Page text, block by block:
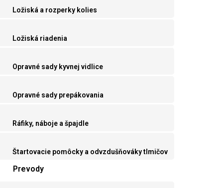
Ložiská a rozperky kolies
Ložiská riadenia
Opravné sady kyvnej vidlice
Opravné sady prepákovania
Ráfiky, náboje a špajdle
Štartovacie pomôcky a odvzdušňováky tlmičov
Prevody